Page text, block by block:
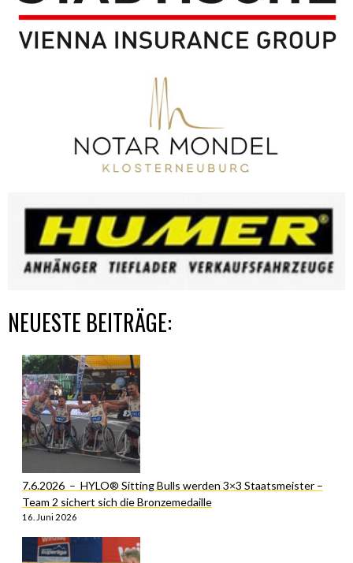
NEUESTE BEITRÄGE:
7.6.2026 – HYLO® Sitting Bulls werden 3×3 Staatsmeister –
Team 2 sichert sich die Bronzemedaille
16. Juni 2026